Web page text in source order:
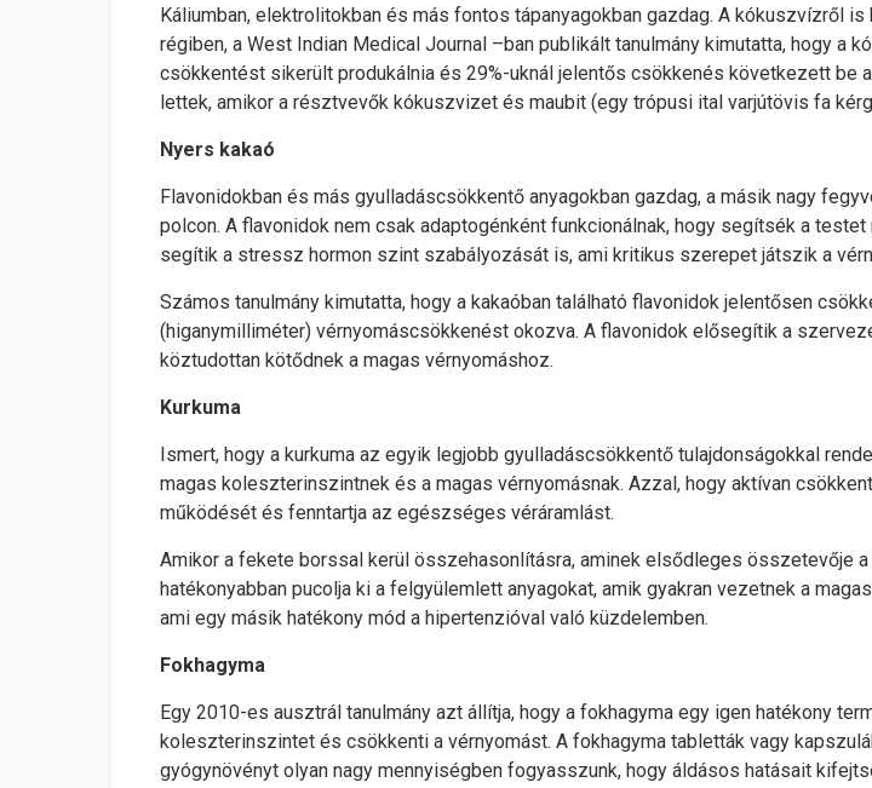
Káliumban, elektrolitokban és más fontos tápanyagokban gazdag. A kókuszvízről
régiben, a West Indian Medical Journal –ban publikált tanulmány kimutatta, hogy
csökkentést sikerült produkálnia és 29%-uknál jelentős csökkenés következett
lettek, amikor a résztvevők kókuszvizet és maubit (egy trópusi ital varjútövis fa
Nyers kakaó
Flavonidokban és más gyulladáscsökkentő anyagokban gazdag, a másik nagy
polcon. A flavonidok nem csak adaptogénként funkcionálnak, hogy segítsék a
segítik a stressz hormon szint szabályozását is, ami kritikus szerepet játszik a
Számos tanulmány kimutatta, hogy a kakaóban található flavonidok jelentősen
(higanymilliméter) vérnyomáscsökkenést okozva. A flavonidok elősegítik a
köztudottan kötődnek a magas vérnyomáshoz.
Kurkuma
Ismert, hogy a kurkuma az egyik legjobb gyulladáscsökkentő tulajdonságokkal
magas koleszterinszintnek és a magas vérnyomásnak. Azzal, hogy aktívan
működését és fenntartja az egészséges véráramlást.
Amikor a fekete borssal kerül összehasonlításra, aminek elsődleges összetevője
hatékonyabban pucolja ki a felgyülemlett anyagokat, amik gyakran vezetnek a
ami egy másik hatékony mód a hipertenzióval való küzdelemben.
Fokhagyma
Egy 2010-es ausztrál tanulmány azt állítja, hogy a fokhagyma egy igen hatékony
koleszterinszintet és csökkenti a vérnyomást. A fokhagyma tabletták vagy
gyógynövényt olyan nagy mennyiségben fogyasszunk, hogy áldásos hatásait